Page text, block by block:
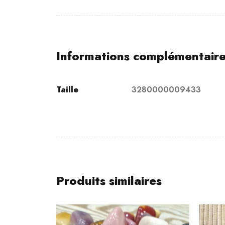
Informations
Taille 3280000009433
Produits similaires